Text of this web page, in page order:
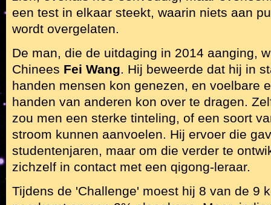
een test in elkaar steekt, waarin niets aan
wordt overgelaten.
De man, die de uitdaging in 2014 aanging,
Chinees Fei Wang. Hij beweerde dat hij in
handen mensen kon genezen, en voelbare
handen van anderen kon over te dragen.
zou men een sterke tinteling, of een soort
stroom kunnen aanvoelen. Hij ervoer die
studentenjaren, maar om die verder te
zichzelf in contact met een qigong-leraar.
Tijdens de 'Challenge' moest hij 8 van de 9